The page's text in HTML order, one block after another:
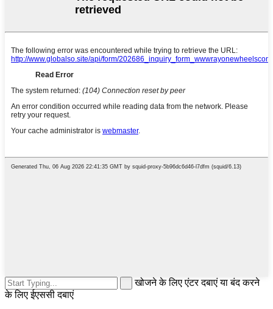
खोजने के लिए एंटर दबाएं या बंद करने
के लिए ईएससी दबाएं